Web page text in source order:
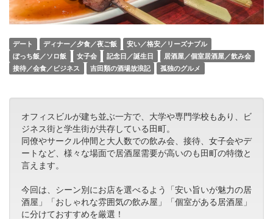
デート ディナー／夕食／夜ご飯
安い／格安／リーズナブル
ぼっち飯／ソロ飯
女子会 記念日／誕生日
居酒屋／個室居酒屋／飲み会
接待／会食／ビジネス
吉田類の酒場放浪記 孤独のグルメ
オフィスビルが建ち並ぶ一方で、大学や専門学校もあり、ビ
ジネス街と学生街が共存している田町。
同僚やサークル仲間と大人数での飲み会、接待、女子会やデ
ートなど、様々な場面で居酒屋需要が高いのも田町の特徴と
言えます。
今回は、シーン別にお店を選べるよう「安い旨いが魅力の居
酒屋」「おしゃれな雰囲気の飲み屋」「個室がある居酒屋」
に分けておすすめを厳選！